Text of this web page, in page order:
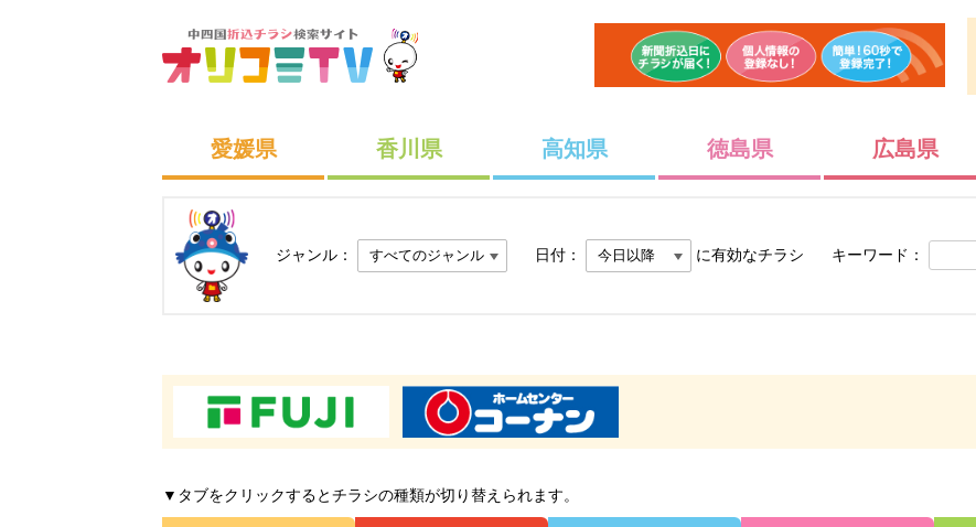
愛媛県 香川県 高知県 徳島県 広島県
ジャンル： 日付： に有効なチラシ キーワード：
▼タブをクリックするとチラシの種類が切り替えられます。